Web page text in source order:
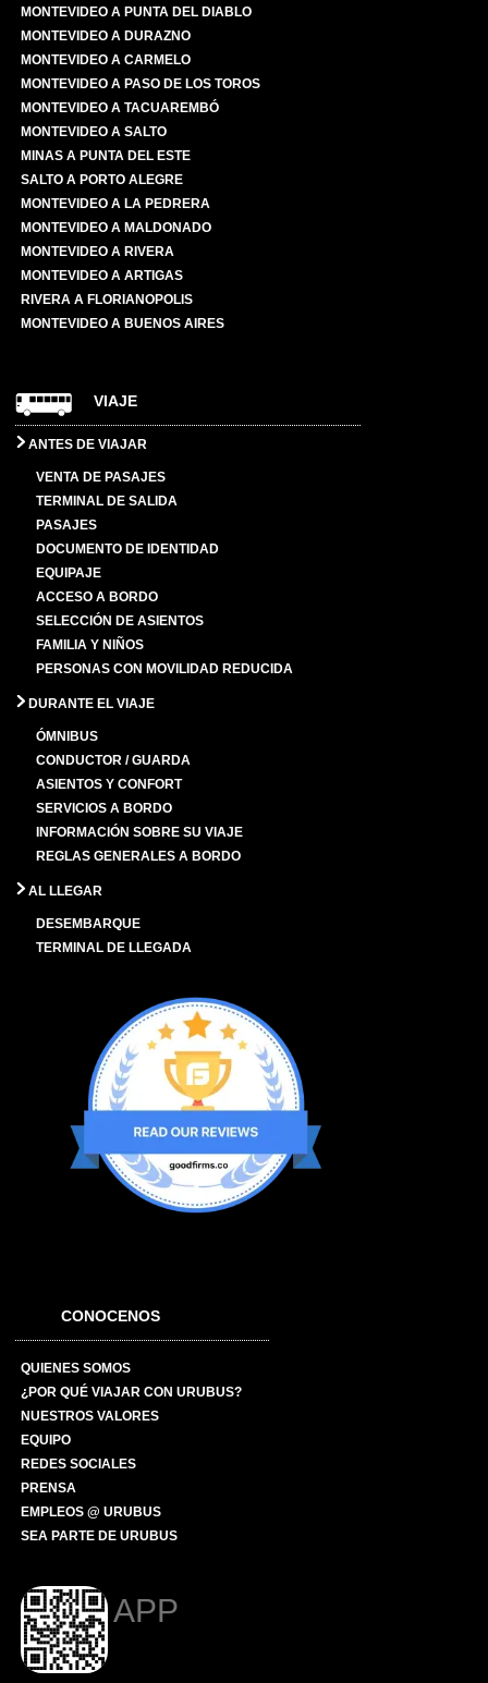
MONTEVIDEO A PUNTA DEL DIABLO
MONTEVIDEO A DURAZNO
MONTEVIDEO A CARMELO
MONTEVIDEO A PASO DE LOS TOROS
MONTEVIDEO A TACUAREMBÓ
MONTEVIDEO A SALTO
MINAS A PUNTA DEL ESTE
SALTO A PORTO ALEGRE
MONTEVIDEO A LA PEDRERA
MONTEVIDEO A MALDONADO
MONTEVIDEO A RIVERA
MONTEVIDEO A ARTIGAS
RIVERA A FLORIANOPOLIS
MONTEVIDEO A BUENOS AIRES
VIAJE
ANTES DE VIAJAR
VENTA DE PASAJES
TERMINAL DE SALIDA
PASAJES
DOCUMENTO DE IDENTIDAD
EQUIPAJE
ACCESO A BORDO
SELECCIÓN DE ASIENTOS
FAMILIA Y NIÑOS
PERSONAS CON MOVILIDAD REDUCIDA
DURANTE EL VIAJE
ÓMNIBUS
CONDUCTOR / GUARDA
ASIENTOS Y CONFORT
SERVICIOS A BORDO
INFORMACIÓN SOBRE SU VIAJE
REGLAS GENERALES A BORDO
AL LLEGAR
DESEMBARQUE
TERMINAL DE LLEGADA
CONOCENOS
QUIENES SOMOS
¿POR QUÉ VIAJAR CON URUBUS?
NUESTROS VALORES
EQUIPO
REDES SOCIALES
PRENSA
EMPLEOS @ URUBUS
SEA PARTE DE URUBUS
APP